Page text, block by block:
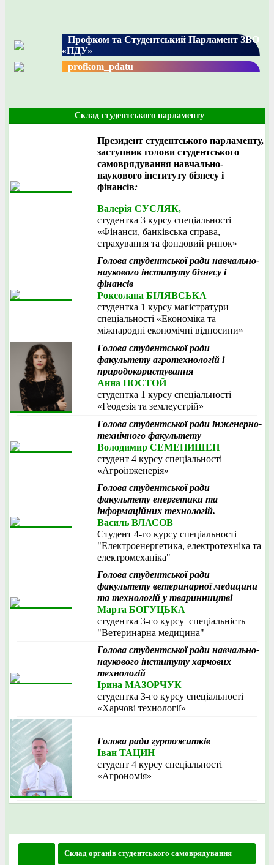
Профком та Студентський Парламент ЗВО
«ПДУ»
profkom_pdatu
Склад студентського парламенту
Президент студентського парламенту,
заступник голови студентського
самоврядування навчально-
наукового інституту бізнесу і
фінансів:
Валерія СУСЛЯК,
студентка 3 курсу спеціальності
«Фінанси, банківська справа,
страхування та фондовий ринок»
Голова студентської ради навчально-
наукового інституту бізнесу і
фінансів
Роксолана БІЛЯВСЬКА
студентка 1 курсу магістратури
спеціальності «Економіка та
міжнародні економічні відносини»
Голова студентської ради
факультету агротехнологій і
природокористування
Анна ПОСТОЙ
студентка 1 курсу спеціальності
«Геодезія та землеустрій»
Голова студентської ради інженерно-
технічного факультету
Володимир СЕМЕНИШЕН
студент 4 курсу спеціальності
«Агроінженерія»
Голова студентської ради
факультету енергетики та
інформаційних технологій.
Василь ВЛАСОВ
Студент 4-го курсу спеціальності
"Електроенергетика, електротехніка та
електромеханіка"
Голова студентської ради
факультету ветеринарної медицини
та технологій у тваринництві
Марта БОГУЦЬКА
студентка 3-го курсу спеціальність
"Ветеринарна медицина"
Голова студентської ради навчально-
наукового інституту харчових
технологій
Ірина МАЗОРЧУК
студентка 3-го курсу спеціальності
«Харчові технології»
Голова ради гуртожитків
Іван ТАЦИН
студент 4 курсу спеціальності
«Агрономія»
Склад органів студентського самоврядування